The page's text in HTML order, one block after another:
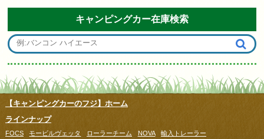
キャンピングカー在庫検索
【キャンピングカーのフジ】ホーム
ラインナップ
FOCS モービルヴェッタ ローラーチーム NOVA 輸入トレーラー